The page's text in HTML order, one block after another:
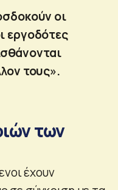
οι
εργοδότες
τους».
των
έχουν